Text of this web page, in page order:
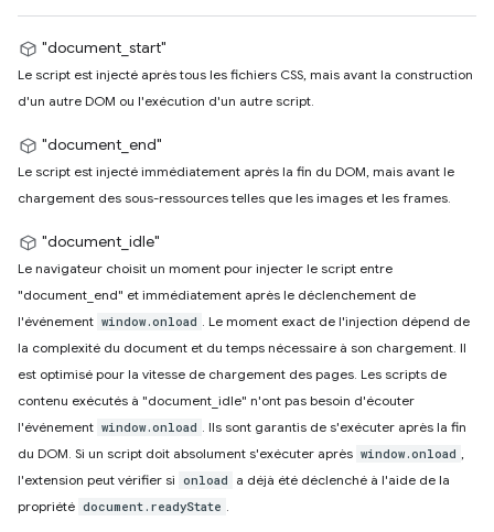
"document_start"
Le script est injecté après tous les fichiers CSS, mais avant la construction
d'un autre DOM ou l'exécution d'un autre script.
"document_end"
Le script est injecté immédiatement après la fin du DOM, mais avant le
chargement des sous-ressources telles que les images et les frames.
"document_idle"
Le navigateur choisit un moment pour injecter le script entre
"document_end" et immédiatement après le déclenchement de
l'événement window.onload . Le moment exact de l'injection dépend de
la complexité du document et du temps nécessaire à son chargement. Il
est optimisé pour la vitesse de chargement des pages. Les scripts de
contenu exécutés à "document_idle" n'ont pas besoin d'écouter
l'événement window.onload . Ils sont garantis de s'exécuter après la fin
du DOM. Si un script doit absolument s'exécuter après window.onload ,
l'extension peut vérifier si onload
a déjà été déclenché à l'aide de la
propriété document.readyState .